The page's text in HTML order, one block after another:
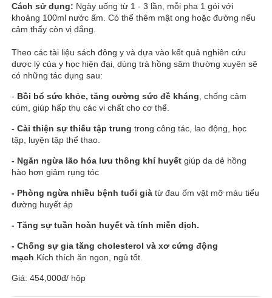
Cách sử dụng: Ngày uống từ 1 - 3 lần, mỗi pha 1 gói với
khoảng 100ml nước ấm. Có thể thêm mật ong hoặc đường nếu
cảm thấy còn vị đắng.
Theo các tài liệu sách đông y và dựa vào kết quả nghiên cứu
dược lý của y học hiện đại, dùng trà hồng sâm thường xuyên sẽ
có những tác dụng sau:
- Bồi bổ sức khỏe, tăng cường sức đề kháng , chống cảm
cúm, giúp hấp thụ các vi chất cho cơ thể.
- Cài thiện sự thiếu tập trung trong công tác, lao động, học
tập, luyện tập thể thao.
- Ngăn ngừa lão hóa lưu thông khí huyếtgiúp da dẻ hồng
hào hơn giảm rụng tóc
- Phòng ngừa nhiều bệnh tuổi giàtừ đau ốm vặt mỡ máu tiểu
đường huyết áp
- Tăng sự tuần hoàn huyết và tính miễn dịch.
- Chống sự gia tăng cholesterol và xơ cứng động
mạch .Kích thích ăn ngon, ngủ tốt.
Giá: 454,000đ/ hộp